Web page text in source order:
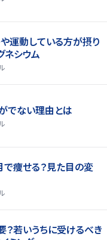
運動している方が摂り
ネシウム
でない理由とは
痩せる？見た目の変
若いうちに受けるべき